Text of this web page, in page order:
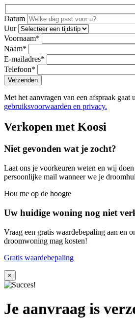
Datum
Uur
Voornaam*
Naam*
E-mailadres*
Telefoon*
Met het aanvragen van een afspraak gaat
gebruiksvoorwaarden en privacy.
Verkopen met Koosi
Niet gevonden wat je zocht?
Laat ons je voorkeuren weten en wij doen
persoonlijke mail wanneer we je
Hou me op de hoogte
Uw huidige woning nog niet
Vraag een gratis waardebepaling aan en
droomwoning mag kosten!
Gratis waardebepaling
×
Je aanvraag is